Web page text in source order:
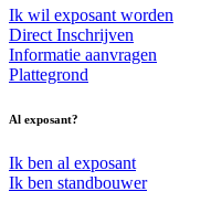
Ik wil exposant worden
Direct Inschrijven
Informatie aanvragen
Plattegrond
Al exposant?
Ik ben al exposant
Ik ben standbouwer